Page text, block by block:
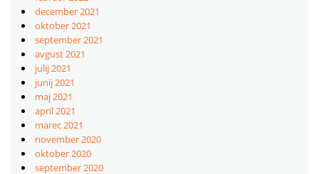
december 2021
oktober 2021
september 2021
avgust 2021
julij 2021
junij 2021
maj 2021
april 2021
marec 2021
november 2020
oktober 2020
september 2020